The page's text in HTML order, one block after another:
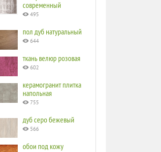
современный
495
пол дуб натуральный
644
ткань велюр розовая
602
керамогранит плитка
напольная
755
дуб серо бежевый
566
обои под кожу